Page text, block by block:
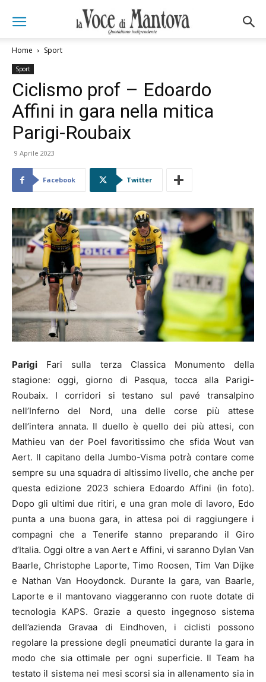
Home Sport
Sport
Ciclismo prof – Edoardo
Affini in gara nella mitica
Parigi-Roubaix
9 Aprile 2023
Facebook Twitter
Parigi Fari sulla terza Classica Monumento della
stagione: oggi, giorno di Pasqua, tocca alla Parigi-
Roubaix. I corridori si testano sul pavé transalpino
nell’Inferno del Nord, una delle corse più attese
dell’intera annata. Il duello è quello dei più attesi, con
Mathieu van der Poel favoritissimo che sfida Wout van
Aert. Il capitano della Jumbo-Visma potrà contare come
sempre su una squadra di altissimo livello, che anche per
questa edizione 2023 schiera Edoardo Affini (in foto).
Dopo gli ultimi due ritiri, e una gran mole di lavoro, Edo
punta a una buona gara, in attesa poi di raggiungere i
compagni che a Tenerife stanno preparando il Giro
d’Italia. Oggi oltre a van Aert e Affini, vi saranno Dylan Van
Baarle, Christophe Laporte, Timo Roosen, Tim Van Dijke
e Nathan Van Hooydonck. Durante la gara, van Baarle,
Laporte e il mantovano viaggeranno con ruote dotate di
tecnologia KAPS. Grazie a questo ingegnoso sistema
dell’azienda Gravaa di Eindhoven, i ciclisti possono
regolare la pressione degli pneumatici durante la gara in
modo che sia ottimale per ogni superficie. Il Team ha
testato il sistema nei mesi scorsi sia in allenamento sia in